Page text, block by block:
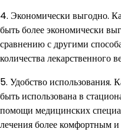
4. Экономически выгодно.
быть более экономически
сравнению с другими
количества лекарственного
5. Удобство использования.
быть использована в
помощи медицинских
лечения более комфортным